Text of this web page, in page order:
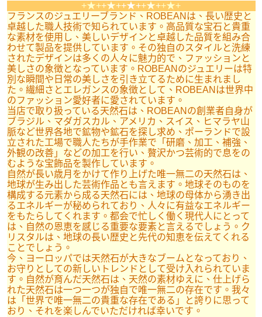
+★++★++★++★++★+
フランスのジュエリーブランド、ROBEANは、長い歴史と
卓越した職人技術で知られています。高品質な宝石と貴重
な素材を使用し、美しいデザインと卓越した品質を組み合
わせて製品を提供しています。その独自のスタイルと洗練
されたデザインは多くの人々に魅力的で、ファッションと
美しさの象徴となっています。ROBEANのジュエリーは特
別な瞬間や日常の美しさを引き立てるために生まれまし
た。繊細さとエレガンスの象徴として、ROBEANは世界中
のファッション愛好者に愛されています。
当店で取り扱っている天然石は、ROBEANの創業者自身が
ブラジル、マダガスカル、アメリカ、スイス、ヒマラヤ山
脈など世界各地で鉱物や鉱石を探し求め、ポーランドで設
立された工場で職人たちが手作業で「研磨、加工、補強、
外観の改善」などの加工を行い、贅沢かつ芸術的で息をの
むような宝飾品を製作しています。
自然が長い歳月をかけて作り上げた唯一無二の天然石は、
地球が生み出した芸術作品とも言えます。地球そのものを
構成する元素から成る天然石には、地球の母体から湧き出
るエネルギーが秘められており、人々に有益なエネルギー
をもたらしてくれます。都会で忙しく働く現代人にとって
は、自然の恩恵を感じる重要な要素と言えるでしょう。ク
リスタルは、地球の長い歴史と先代の知恵を伝えてくれる
ことでしょう。
今、ヨーロッパでは天然石が大きなブームとなっており、
お守りとしての新しいトレンドとして受け入れられていま
す。自然が育んだ天然石は、天然の素材ゆえに、仕上げら
れた天然石は一つ一つが独自で唯一無二の存在です。我々
は「世界で唯一無二の貴重な存在である」と誇りに思って
おり、それを楽しんでいただければ幸いです。